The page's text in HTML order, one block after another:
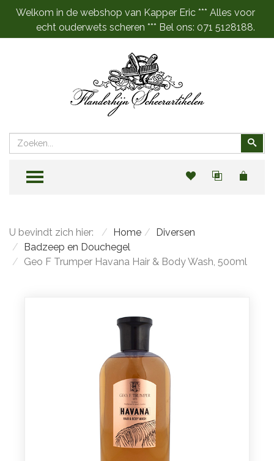
Welkom in de webshop van Kapper Eric *** Alles voor
echt ouderwets scheren *** Bel ons: 071 5128188.
Zoeken
TOGGLE MENU
U bevindt zich hier: Home
Diversen
Badzeep en Douchegel
Geo F Trumper Havana Hair & Body Wash, 500ml